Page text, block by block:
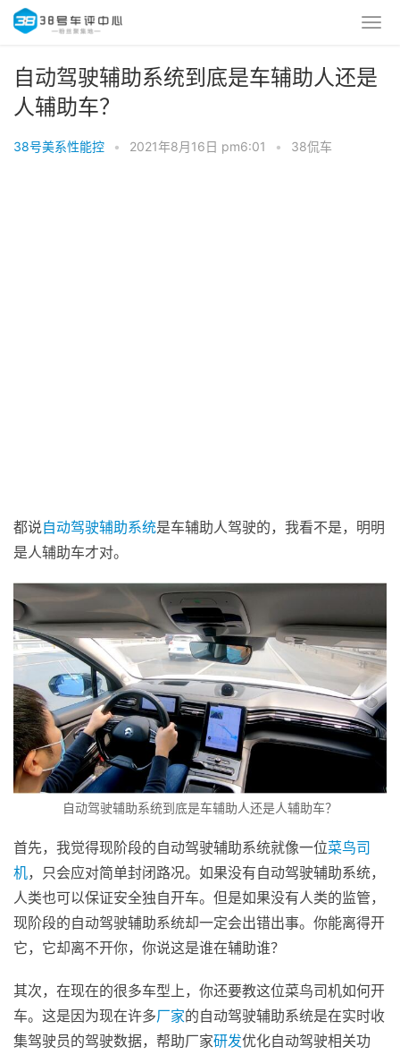
自动驾驶辅助系统到底是车辅助人还是
人辅助车？
38号美系性能控 • 2021年8月16日 pm6:01 • 38侃车
都说自动驾驶辅助系统是车辅助人驾驶的，我看不是，明明
是人辅助车才对。
自动驾驶辅助系统到底是车辅助人还是人辅助车？
首先，我觉得现阶段的自动驾驶辅助系统就像一位菜鸟司
机，只会应对简单封闭路况。如果没有自动驾驶辅助系统，
人类也可以保证安全独自开车。但是如果没有人类的监管，
现阶段的自动驾驶辅助系统却一定会出错出事。你能离得开
它，它却离不开你，你说这是谁在辅助谁？
其次，在现在的很多车型上，你还要教这位菜鸟司机如何开
车。这是因为现在许多厂家的自动驾驶辅助系统是在实时收
集驾驶员的驾驶数据，帮助厂家研发优化自动驾驶相关功